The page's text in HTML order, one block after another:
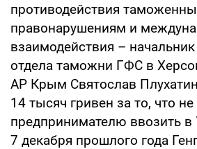
противодействия
правонарушениям и
взаимодействия –
отдела таможни ГФС в
АР Крым Святослав
14 тысяч гривен за то, что
предпринимателю ввозить в
7 декабря прошлого года